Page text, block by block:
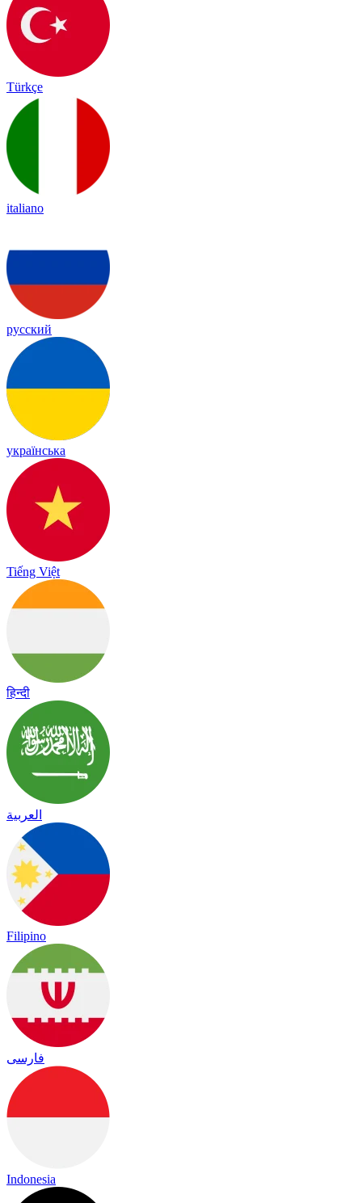
Türkçe
italiano
русский
українська
Tiếng Việt
हिन्दी
العربية
Filipino
فارسی
Indonesia